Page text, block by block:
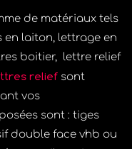
de matériaux tels
en laiton, lettrage en
boitier, lettre relief
relief sont
vos
sont : tiges
double face vhb ou